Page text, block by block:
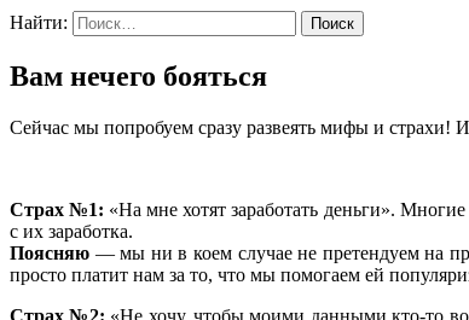
Найти:
Вам нечего бояться
Сейчас мы попробуем сразу развеять мифы и
Страх №1: «На мне хотят заработать деньги».
с их заработка.
Поясняю — мы ни в коем случае не претендуем на
просто платит нам за то, что мы помогаем ей
Страх №2: «Не хочу, чтобы моими данными кто-то